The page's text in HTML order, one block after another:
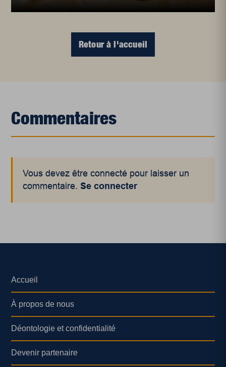
Retour à l'accueil
Commentaires
Vous devez être connecté pour laisser un
commentaire.Se connecter
Accueil
À propos de nous
Déontologie et confidentialité
Devenir partenaire